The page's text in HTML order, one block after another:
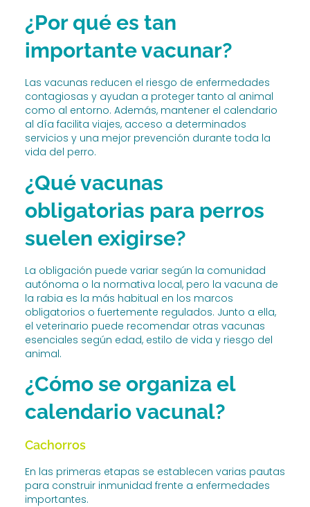
¿Por qué es tan
importante vacunar?
Las vacunas reducen el riesgo de enfermedades
contagiosas y ayudan a proteger tanto al animal
como al entorno. Además, mantener el calendario
al día facilita viajes, acceso a determinados
servicios y una mejor prevención durante toda la
vida del perro.
¿Qué vacunas
obligatorias para perros
suelen exigirse?
La obligación puede variar según la comunidad
autónoma o la normativa local, pero la vacuna de
la rabia es la más habitual en los marcos
obligatorios o fuertemente regulados. Junto a ella,
el veterinario puede recomendar otras vacunas
esenciales según edad, estilo de vida y riesgo del
animal.
¿Cómo se organiza el
calendario vacunal?
Cachorros
En las primeras etapas se establecen varias pautas
para construir inmunidad frente a enfermedades
importantes.